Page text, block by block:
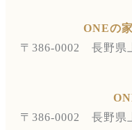
ONEの
〒386-0002 長野県
〒386-0002 長野県